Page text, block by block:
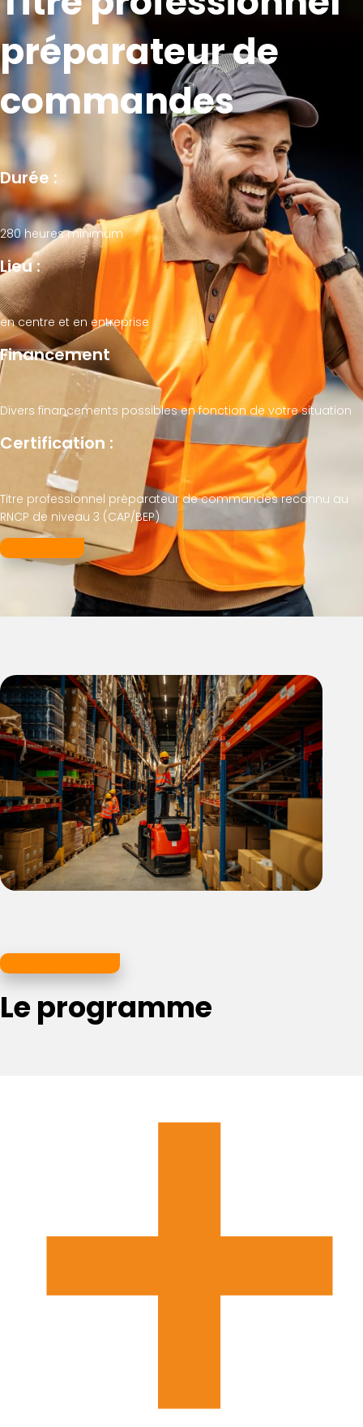
préparateur de
commandes
Durée :
280 heures minimum
Lieu :
en centre et en entreprise
Financement
Divers financements possibles en fonction de votre situation
Certification :
Titre professionnel préparateur de commandes reconnu au
RNCP de niveau 3 (CAP/BEP)
Je m'inscris
Je me renseigne
Le programme